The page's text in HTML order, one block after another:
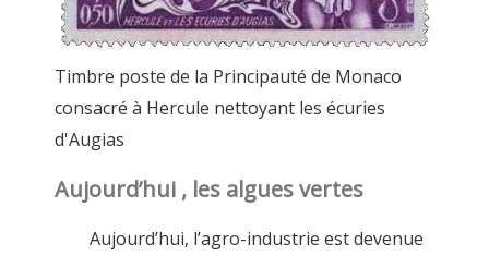
Timbre poste de la Principauté de Monaco
consacré à Hercule nettoyant les écuries
d'Augias
Aujourd’hui , les algues vertes
Aujourd’hui, l’agro-industrie est devenue